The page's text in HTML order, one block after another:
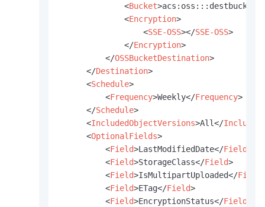
<Bucket>acs:oss:::destbucket
<Encryption>
<SSE-OSS></SSE-OSS>
</Encryption>
</OSSBucketDestination>
</Destination>
<Schedule>
<Frequency>Weekly</Frequency>
</Schedule>
<IncludedObjectVersions>All</
<OptionalFields>
<Field>LastModifiedDate</Field
<Field>StorageClass</Field>
<Field>IsMultipartUploaded</Field
<Field>ETag</Field>
<Field>EncryptionStatus</Field